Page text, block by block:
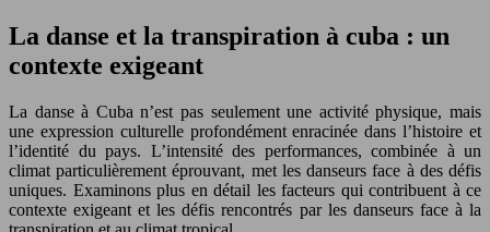
La danse et la transpiration à cuba : un
contexte exigeant
La danse à Cuba n’est pas seulement une activité physique, mais
une expression culturelle profondément enracinée dans l’histoire et
l’identité du pays. L’intensité des performances, combinée à un
climat particulièrement éprouvant, met les danseurs face à des défis
uniques. Examinons plus en détail les facteurs qui contribuent à ce
contexte exigeant et les défis rencontrés par les danseurs face à la